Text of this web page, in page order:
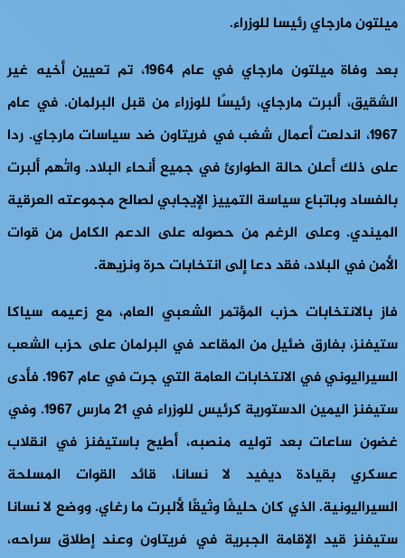
ميلتون مارجاي رئيسا للوزراء.
بعد وفاة ميلتون مارجاي في عام 1964، تم تعيين أخيه غير
الشقيق، ألبرت مارجاي، رئيسًا للوزراء من قبل البرلمان. في عام
1967، اندلعت أعمال شغب في فريتاون ضد سياسات مارجاي. ردا
على ذلك أعلن حالة الطوارئ في جميع أنحاء البلاد. واتُهم ألبرت
بالفساد وباتباع سياسة التمييز الإيجابي لصالح مجموعته العرقية
الميندي. وعلى الرغم من حصوله على الدعم الكامل من قوات
الأمن في البلاد، فقد دعا إلى انتخابات حرة ونزيهة.
فاز بالانتخابات حزب المؤتمر الشعبي العام، مع زعيمه سياكا
ستيفنز، بفارق ضئيل من المقاعد في البرلمان على حزب الشعب
السيراليوني في الانتخابات العامة التي جرت في عام 1967. فأدى
ستيفنز اليمين الدستورية كرئيس للوزراء في 21 مارس 1967. وفي
غضون ساعات بعد توليه منصبه، أطيح باستيفنز في انقلاب
عسكري بقيادة ديفيد لا نسانا، قائد القوات المسلحة
السيراليونية. الذي كان حليفًا وثيقًا لألبرت ما رغاي. ووضع لا نسانا
ستيفنز قيد الإقامة الجبرية في فريتاون وعند إطلاق سراحه،